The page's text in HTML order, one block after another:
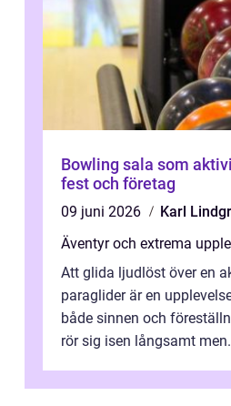
Bowling sala som
fest och företag
09 juni 2026
Karl
Äventyr och extrema
Att glida ljudlöst över en
paraglider är en
både sinnen och
rör sig isen långsamt